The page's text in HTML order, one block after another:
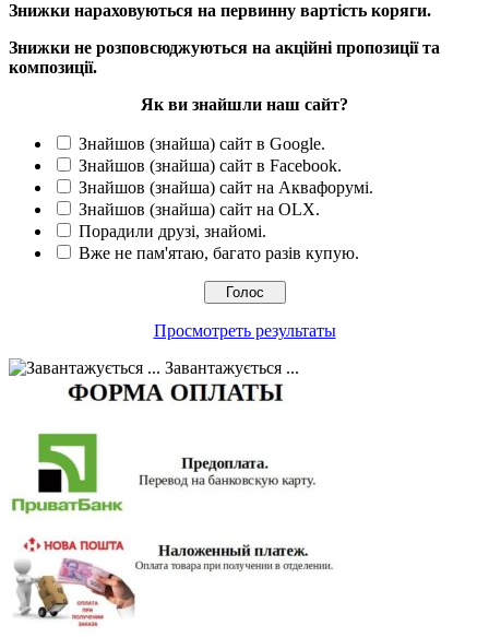
Знижки нараховуються на первинну вартість коряги.
Знижки не розповсюджуються на акційні пропозиції та
композиції.
Як ви знайшли наш сайт?
Знайшов (знайша) сайт в Google.
Знайшов (знайша) сайт в Facebook.
Знайшов (знайша) сайт на Аквафорумі.
Знайшов (знайша) сайт на OLX.
Порадили друзі, знайомі.
Вже не пам'ятаю, багато разів купую.
Просмотреть результаты
Завантажується ...